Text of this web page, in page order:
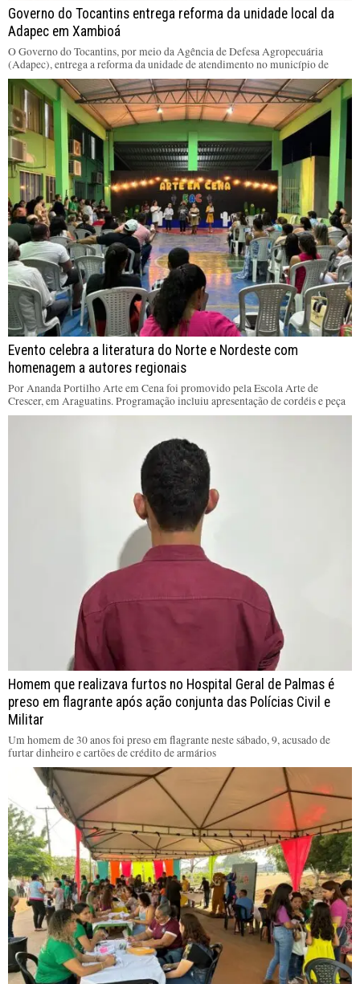
Governo do Tocantins entrega reforma da unidade local da
Adapec em Xambioá
O Governo do Tocantins, por meio da Agência de Defesa Agropecuária
(Adapec), entrega a reforma da unidade de atendimento no município de
Evento celebra a literatura do Norte e Nordeste com
homenagem a autores regionais
Por Ananda Portilho Arte em Cena foi promovido pela Escola Arte de
Crescer, em Araguatins. Programação incluiu apresentação de cordéis e peça
Homem que realizava furtos no Hospital Geral de Palmas é
preso em flagrante após ação conjunta das Polícias Civil e
Militar
Um homem de 30 anos foi preso em flagrante neste sábado, 9, acusado de
furtar dinheiro e cartões de crédito de armários